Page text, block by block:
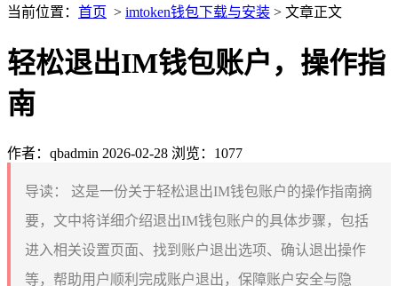
当前位置： 首页 > imtoken钱包下载与安装 > 文章正文
轻松退出IM钱包账户，操作指
南
作者：qbadmin 2026-02-28 浏览：1077
导读：
这是一份关于轻松退出IM钱包账户的操作指南摘
要，文中将详细介绍退出IM钱包账户的具体步骤，包括
进入相关设置页面、找到账户退出选项、确认退出操作
等，帮助用户顺利完成账户退出，保障账户安全与隐